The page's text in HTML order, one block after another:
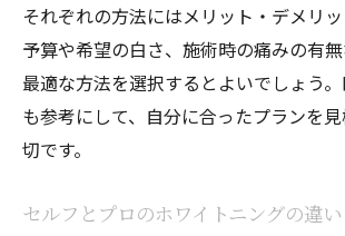
それぞれの方法にはメリット・デメリッ
予算や希望の白さ、施術時の痛みの有
最適な方法を選択するとよいでしょう
も参考にして、自分に合ったプランを
切です。
セルフとプロのホワイトニングの違